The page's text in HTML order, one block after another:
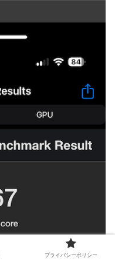
プライバシーポリシー